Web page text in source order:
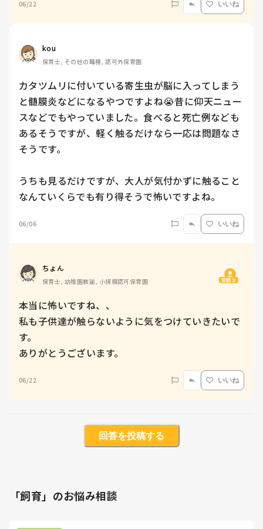
06/22 いいね
kou
保育士, その他の職種, 認可外保育園
カタツムリに付いている寄生虫が脳に入ってしまう
と髄膜炎などになるやつですよね😭昔に仰天ニュー
スなどでもやっていました。食べると死亡例なども
あるそうですが、軽く触るだけなら一応は問題なさ
そうです。
うちも見るだけですが、大人が気付かずに触ること
なんていくらでも有り得そうで怖いですよね。
06/06 いいね
ちょん
保育士, 幼稚園教諭, 小規模認可保育園 質問主
本当に怖いですね、、
私も子供達が触らないように気をつけていきたいで
す。
ありがとうございます。
06/22 いいね
回答を投稿する
「飼育」のお悩み相談